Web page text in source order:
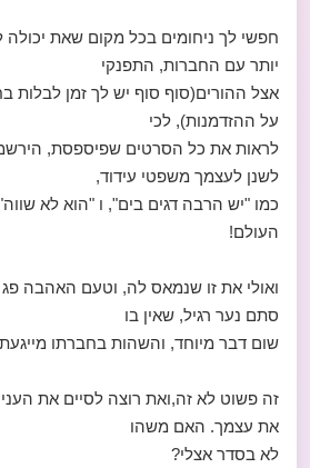
חפשי לך ניחומים בכל מקום שאת יכולה
יותר עם החברות, התפנקי
אצל ההורים(סוף סוף יש לך זמן לבלות
על ההזדמנות), לכי
לראות את כל הסרטים שפיספסת,
לשנן לעצמך משפטי עידוד,
כמו "יש הרבה דגים בים", ו "הוא לא
העולם!
ואולי את זו שנמאס לה, וטעם האהבה
סתם נער רגיל, שאין בו
שום דבר מיוחד, והשהות בחברתו
זה פשוט לא זה,ואת רוצה לסיים את
את עצמך. האם משהו
לא בסדר אצלי?